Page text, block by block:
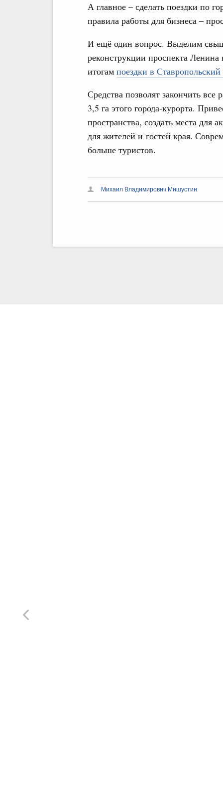
А главное – сделать поездки по
правила работы для бизнеса –
И ещё один вопрос. Выделим
реконструкции проспекта
итогам поездки в Ставропольский
Средства позволят закончить
3,5 га этого города-курорта.
пространства, создать места для
для жителей и гостей края.
больше туристов.
Михаил Владимирович Мишустин